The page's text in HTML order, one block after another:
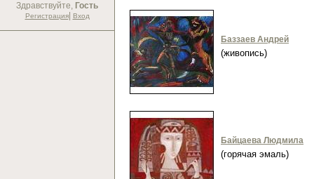
Здравствуйте, Гость
Регистрация| Вход
Баззаев Андрей
(живопись)
Байцаева Людмила
(горячая эмаль)